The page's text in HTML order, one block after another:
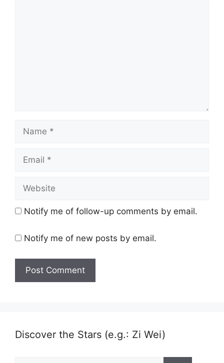
Name
Email
Website
Notify me of follow-up comments by email.
Notify me of new posts by email.
Discover the Stars (e.g.: Zi Wei)